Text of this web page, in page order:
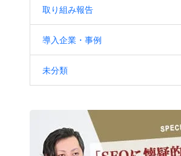
取り組み報告
導入企業・事例
未分類